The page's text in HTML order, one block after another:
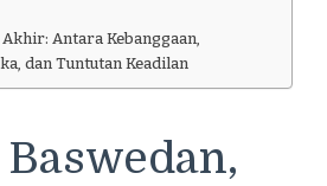
Antara Kebanggaan,
dan Tuntutan Keadilan